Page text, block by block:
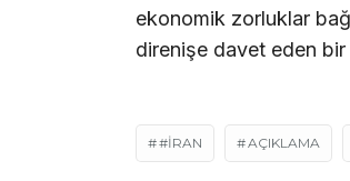
ekonomik zorluklar
direnişe davet eden bir
#İRAN AÇIKLAMA